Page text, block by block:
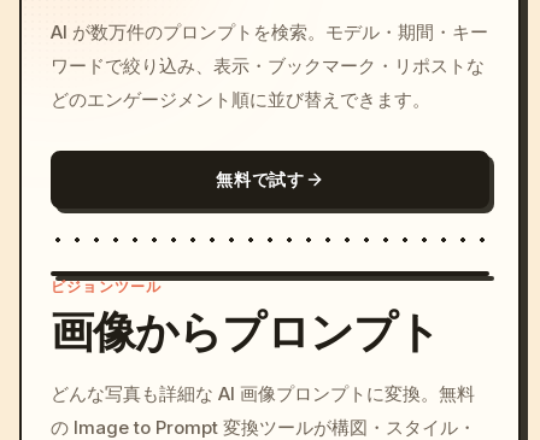
AI が数万件のプロンプトを検索。モデル・期間・キー
ワードで絞り込み、表示・ブックマーク・リポストな
どのエンゲージメント順に並び替えできます。
無料で試す
c, cyberpunk sunset, neon
colors, 8k --v 6.0
ビジョンツール
画像からプロンプト
どんな写真も詳細な AI 画像プロンプトに変換。無料
の Image to Prompt 変換ツールが構図・スタイル・